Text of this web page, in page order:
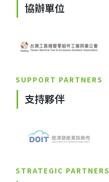
協辦單位
SUPPORT PARTNERS
支持夥伴
STRATEGIC PARTNERS